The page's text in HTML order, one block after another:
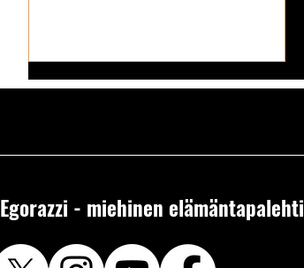
Dannyn pystyssäolo vaatii
Egorazzi - miehinen elämäntapalehti